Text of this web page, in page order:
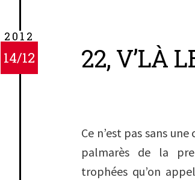
2012
14/12 22, V’LÀ
Ce n’est pas sans
palmarès de la
trophées qu’on